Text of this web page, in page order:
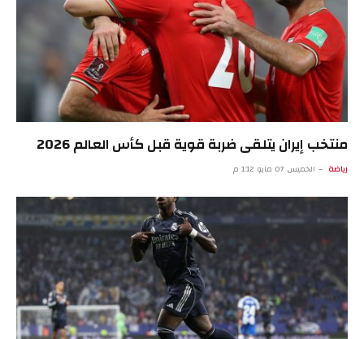
منتخب إيران يتلقى ضربة قوية قبل كأس العالم 2026
رياضة الخميس 07 مايو 1:12 م